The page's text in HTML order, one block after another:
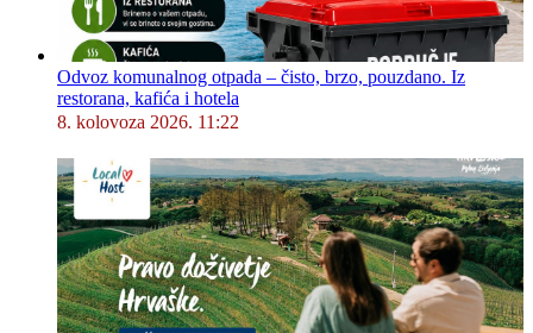
Odvoz komunalnog otpada – čisto, brzo, pouzdano. Iz
restorana, kafića i hotela
8. kolovoza 2026. 11:22